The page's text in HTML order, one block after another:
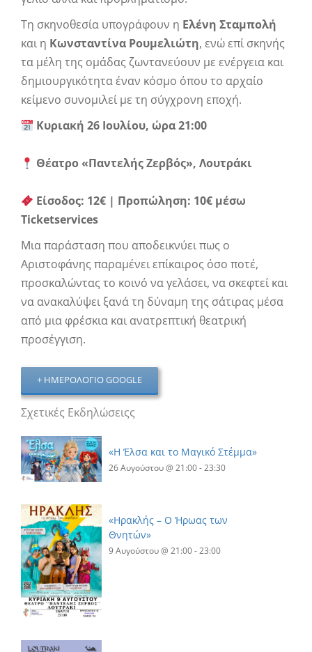
Τη σκηνοθεσία υπογράφουν η Ελένη Σταμπολή
και η Κωνσταντίνα Ρουμελιώτη, ενώ επί σκηνής
τα μέλη της ομάδας ζωντανεύουν με ενέργεια και
δημιουργικότητα έναν κόσμο όπου το αρχαίο
κείμενο συνομιλεί με τη σύγχρονη εποχή.
Κυριακή 26 Ιουλίου, ώρα 21:00
Θέατρο «Παντελής Ζερβός», Λουτράκι
Είσοδος: 12€ | Προπώληση: 10€ μέσω
Ticketservices
Μια παράσταση που αποδεικνύει πως ο
Αριστοφάνης παραμένει επίκαιρος όσο ποτέ,
προσκαλώντας το κοινό να γελάσει, να σκεφτεί και
να ανακαλύψει ξανά τη δύναμη της σάτιρας μέσα
από μια φρέσκια και ανατρεπτική θεατρική
προσέγγιση.
+ ΗΜΕΡΟΛΌΓΙΟ GOOGLE
Σχετικές Εκδηλώσειςς
«Η Έλσα και το Μαγικό Στέμμα»
26 Αυγούστου @ 21:00-23:30
«Ηρακλής – Ο Ήρωας των
Θνητών»
9 Αυγούστου @ 21:00-23:00